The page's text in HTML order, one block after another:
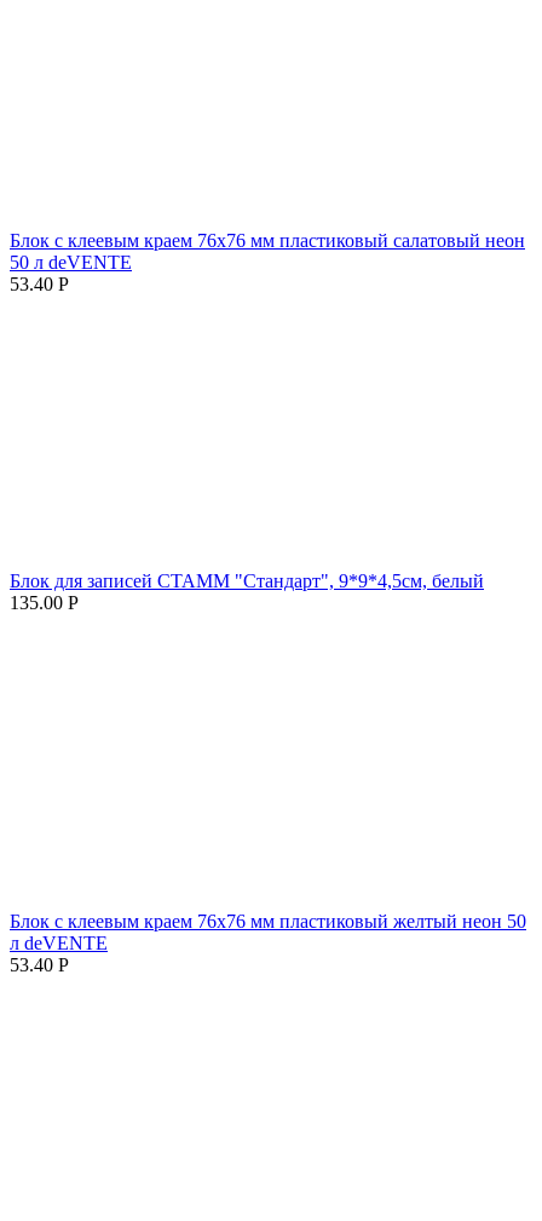
Блок с клеевым краем 76х76 мм пластиковый салатовый неон
50 л deVENTE
53.40 Р
Блок для записей СТАММ "Стандарт", 9*9*4,5см, белый
135.00 Р
Блок с клеевым краем 76х76 мм пластиковый желтый неон 50
л deVENTE
53.40 Р